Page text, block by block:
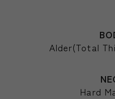
Alder(Total
Hard